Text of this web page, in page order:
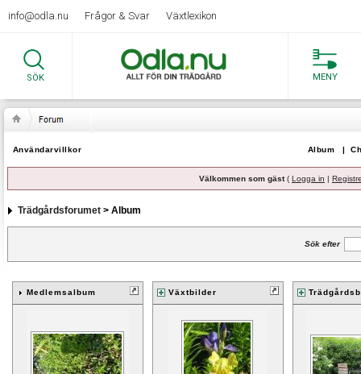
info@odla.nu Frågor & Svar Växtlexikon
SÖK MENY
Användarvillkor Album |
Välkommen som gäst( Logga in |
Trädgårdsforumet> Album
Sök efter
Medlemsalbum Växtbilder